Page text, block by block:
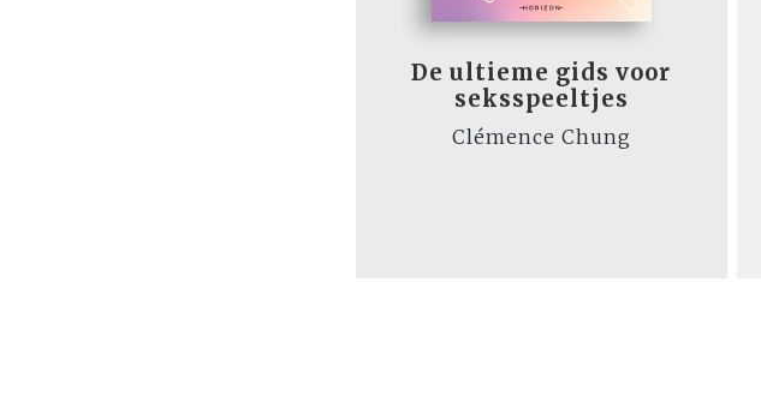
De ultieme gids voor
seksspeeltjes
Clémence Chung